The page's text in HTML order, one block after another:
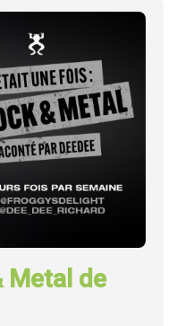
Metal de